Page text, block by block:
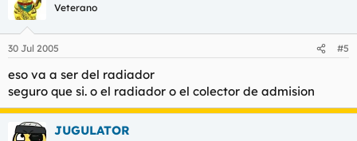
Veterano
30 Jul 2005 #5
eso va a ser del radiador
seguro que si. o el radiador o el colector de admision
JUGULATOR